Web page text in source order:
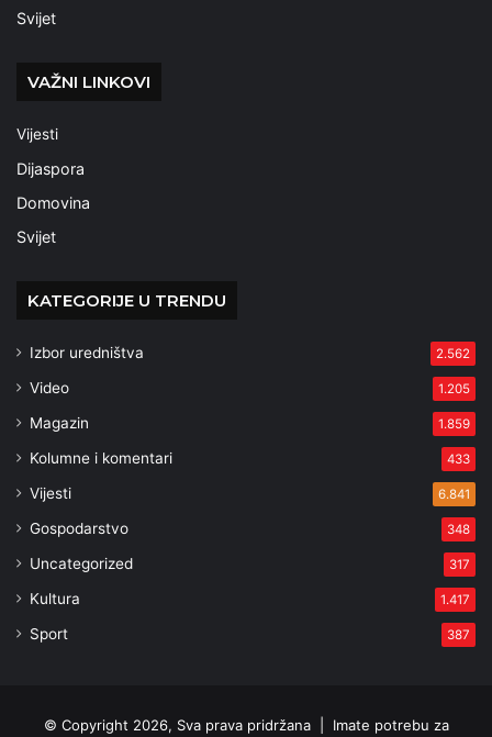
Svijet
VAŽNI LINKOVI
Vijesti
Dijaspora
Domovina
Svijet
KATEGORIJE U TRENDU
Izbor uredništva 2.562
Video 1.205
Magazin 1.859
Kolumne i komentari 433
Vijesti 6.841
Gospodarstvo 348
Uncategorized 317
Kultura 1.417
Sport 387
© Copyright 2026, Sva prava pridržana | Imate potrebu za